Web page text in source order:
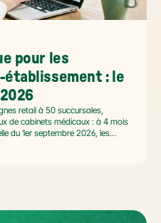
pour les
: le
retail à 50 succursales,
de cabinets médicaux : à 4 mois
du 1er septembre 2026, les
un défi spécifique. Ce guide